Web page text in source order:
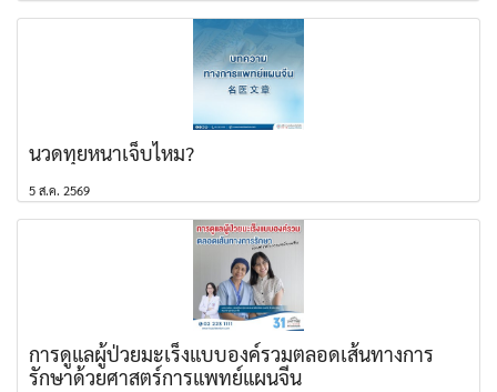
นวดทุยหนาเจ็บไหม?
5 ส.ค. 2569
การดูแลผู้ป่วยมะเร็งแบบองค์รวมตลอดเส้นทางการ
รักษาด้วยศาสตร์การแพทย์แผนจีน